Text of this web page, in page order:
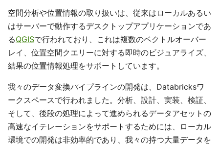
空間分析や位置情報の取り扱いは、従来はローカルあるい
はサーバーで動作するデスクトップアプリケーションであ
るQGISで行われており、これは複数のベクトルオーバー
レイ、位置空間クエリーに対する即時のビジュアライズ、
結果の位置情報処理をサポートしています。
我々のデータ変換パイプラインの開発は、Databricksワ
ークスペースで行われました。分析、設計、実装、検証、
そして、後段の処理によって進められるデータアセットの
高速なイテレーションをサポートするためには、ローカル
環境での開発は非効率的であり、我々の持つ大量データを